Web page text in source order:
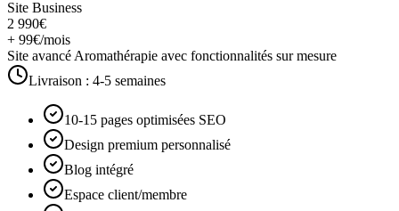
Site Business
2 990€
+ 99€/mois
Site avancé Aromathérapie avec fonctionnalités sur mesure
Livraison : 4-5 semaines
10-15 pages optimisées SEO
Design premium personnalisé
Blog intégré
Espace client/membre